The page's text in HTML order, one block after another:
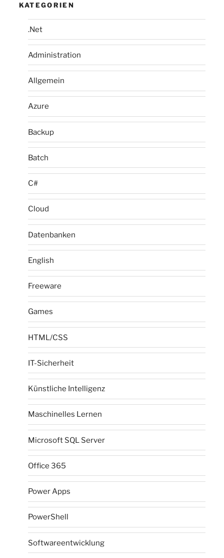
KATEGORIEN
.Net
Administration
Allgemein
Azure
Backup
Batch
C#
Cloud
Datenbanken
English
Freeware
Games
HTML/CSS
IT-Sicherheit
Künstliche Intelligenz
Maschinelles Lernen
Microsoft SQL Server
Office 365
Power Apps
PowerShell
Softwareentwicklung